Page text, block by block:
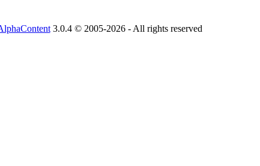
3.0.4 © 2005-2026 - All rights reserved